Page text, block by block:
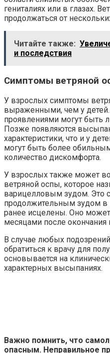
гениталиях или в глазах.
продолжаться от
Читайте также:
и последствия
Симптомы ветряной
У взрослых симптомы
выраженными, чем у
проявлениями могут быть
Позже появляются
характеристики, что и у
могут быть более
количество дискомфорта.
У взрослых также может
ветряной оспы, которое
варицелловым зудом. Это
продолжительным зудом в
ранее исцелены. Оно
месяцами после окончания
В случае любых
обратиться к врачу для
основывается на
характерных высыпаниях.
Важно помнить, что
опасным. Неправильное